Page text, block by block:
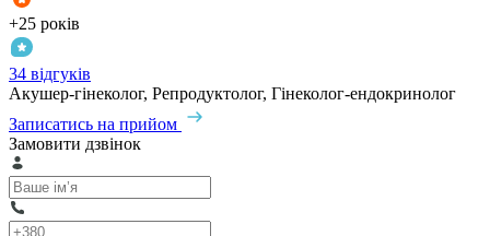
+25 років
34 відгуків
Акушер-гінеколог, Репродуктолог, Гінеколог-ендокринолог
Записатись на прийом
Замовити дзвінок